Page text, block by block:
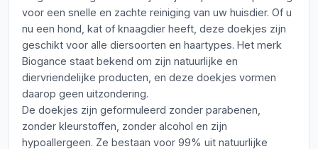
voor een snelle en zachte reiniging van uw huisdier. Of u
nu een hond, kat of knaagdier heeft, deze doekjes zijn
geschikt voor alle diersoorten en haartypes. Het merk
Biogance staat bekend om zijn natuurlijke en
diervriendelijke producten, en deze doekjes vormen
daarop geen uitzondering.
De doekjes zijn geformuleerd zonder parabenen,
zonder kleurstoffen, zonder alcohol en zijn
hypoallergeen. Ze bestaan voor 99% uit natuurlijke